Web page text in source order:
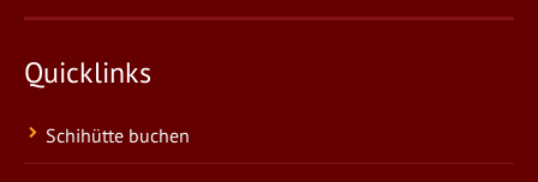
Quicklinks
Schihütte buchen